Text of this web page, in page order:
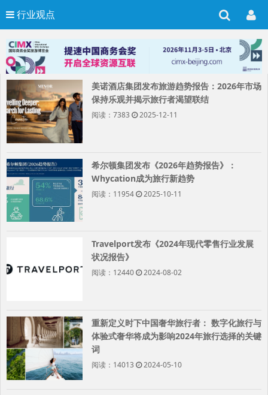
行业观点
美诺酒店集团发布旅游趋势报告：2026年市场
保持乐观并揭示旅行者渴望联结
阅读：7383 2025-12-11
希尔顿集团发布《2026年趋势报告》：
Whycation成为旅行新趋势
阅读：11954 2025-10-11
Travelport发布《2024年现代零售行业发展
状况报告》
阅读：12440 2024-08-02
重新定义时下中国奢华旅行者： 数字化旅行与
体验式奢华将成为影响2024年旅行选择的关键
词
阅读：14013 2024-05-10